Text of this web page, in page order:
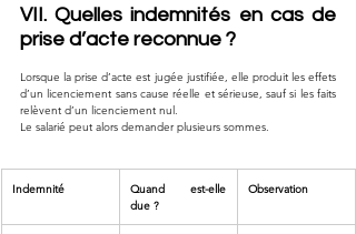
VII. Quelles indemnités en cas de
prise d’acte reconnue ?
Lorsque la prise d’acte est jugée justifiée, elle produit les effets
d’un licenciement sans cause réelle et sérieuse, sauf si les faits
relèvent d’un licenciement nul.
Le salarié peut alors demander plusieurs sommes.
Indemnité
Quand est-elle
due ?
Observation